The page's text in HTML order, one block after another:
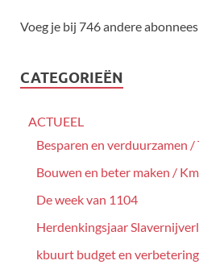
Voeg je bij 746 andere abonnees
CATEGORIEËN
ACTUEEL
Besparen en verduurzamen
Bouwen en beter maken /
De week van 1104
Herdenkingsjaar
kbuurt budget en